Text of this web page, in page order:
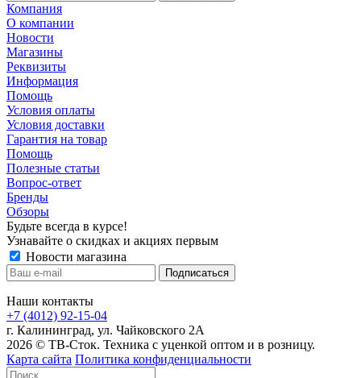
Компания
О компании
Новости
Магазины
Реквизиты
Информация
Помощь
Условия оплаты
Условия доставки
Гарантия на товар
Помощь
Полезные статьи
Вопрос-ответ
Бренды
Обзоры
Будьте всегда в курсе!
Узнавайте о скидках и акциях первым
Новости магазина
Наши контакты
+7 (4012) 92-15-04
г. Калининград, ул. Чайковского 2А
2026 © ТВ-Сток. Техника с уценкой оптом и в розницу.
Карта сайта Политика конфиденциальности